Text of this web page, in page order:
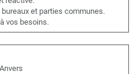
et parties communes.
vos besoins.